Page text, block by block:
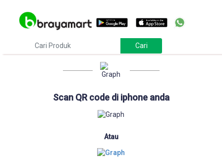
Download
Scan QR code di iphone anda
Atau